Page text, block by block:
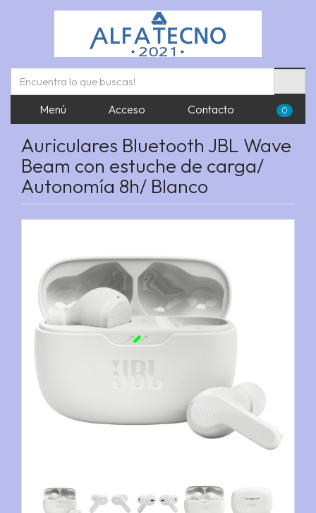
Menú Acceso Contacto 0
Auriculares Bluetooth JBL Wave
Beam con estuche de carga/
Autonomía 8h/ Blanco